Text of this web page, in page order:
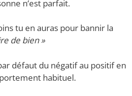
n’est parfait.
tu en auras pour bannir la
de bien »
défaut du négatif au positif en
habituel.